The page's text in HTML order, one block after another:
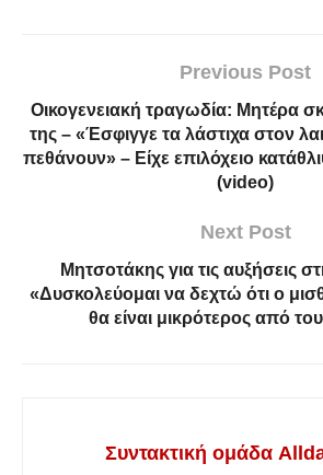
Previous Post
Οικογενειακή τραγωδία: Μητέρα
της – «Έσφιγγε τα λάστιχα στον
πεθάνουν» – Είχε επιλόχειο
(video)
Next Post
Μητσοτάκης για τις αυξήσεις
«Δυσκολεύομαι να δεχτώ ότι ο
θα είναι μικρότερος από
Συντακτική ομάδα